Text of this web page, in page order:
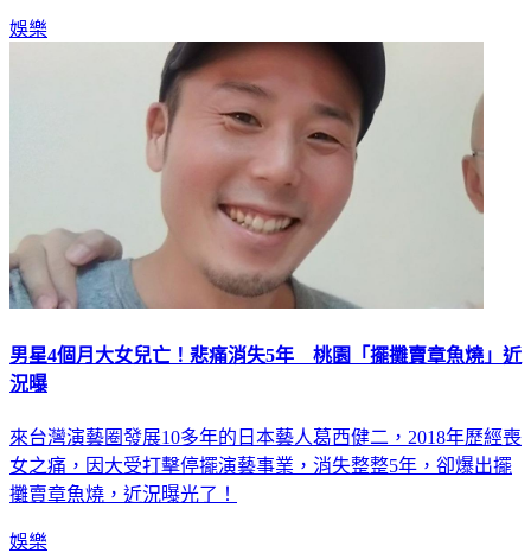
娛樂
男星4個月大女兒亡！悲痛消失5年 桃園「擺攤賣章魚燒」近
況曝
來台灣演藝圈發展10多年的日本藝人葛西健二，2018年歷經喪
女之痛，因大受打擊停擺演藝事業，消失整整5年，卻爆出擺
攤賣章魚燒，近況曝光了！
娛樂